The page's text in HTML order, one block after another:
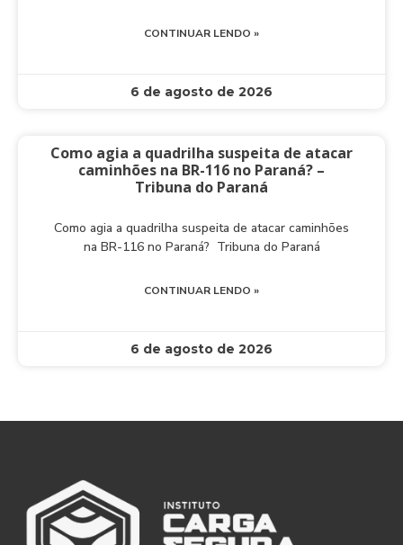
CONTINUAR LENDO »
6 de agosto de 2026
Como agia a quadrilha suspeita de atacar
caminhões na BR-116 no Paraná? –
Tribuna do Paraná
Como agia a quadrilha suspeita de atacar caminhões
na BR-116 no Paraná? Tribuna do Paraná
CONTINUAR LENDO »
6 de agosto de 2026